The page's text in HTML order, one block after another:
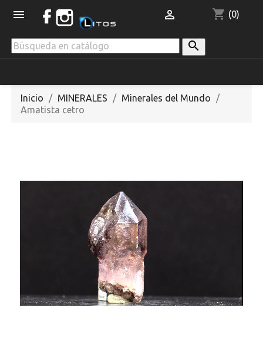
 shopping_cart (0)


Inicio MINERALES
Minerales del Mundo
Amatista cetro